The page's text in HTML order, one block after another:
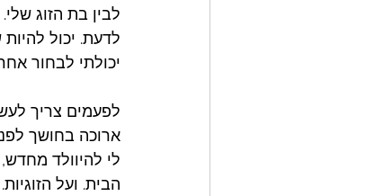
לבין בת הזוג
לדעת. יכול
יכולתי לבחור
לפעמים צריך
ארוכה בחושך
לי להיוולד
הבית. ועל